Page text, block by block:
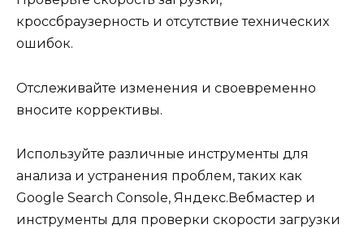
кроссбраузерность и отсутствие технических
ошибок.
Отслеживайте изменения и своевременно
вносите коррективы.
Используйте различные инструменты для
анализа и устранения проблем, таких как
Google Search Console, Яндекс.Вебмастер и
инструменты для проверки скорости загрузки